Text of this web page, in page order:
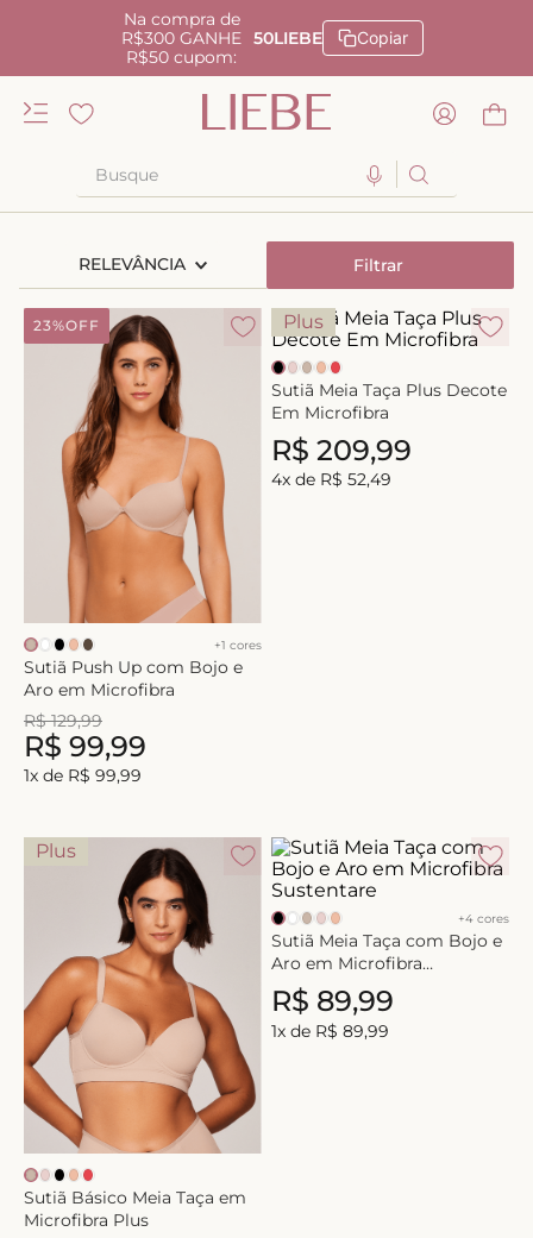
Na compra de
R$300 GANHE
R$50 cupom:
50LIEBE Copiar
RELEVÂNCIA Filtrar
23%OFF
+1 cores
Sutiã Push Up com Bojo e
Aro em Microfibra
R$ 129,99
R$ 99,99
1x de R$ 99,99
Plus
Sutiã Meia Taça Plus Decote
Em Microfibra
R$ 209,99
4x de R$ 52,49
Plus
Sutiã Básico Meia Taça em
Microfibra Plus
+4 cores
Sutiã Meia Taça com Bojo e
Aro em Microfibra
Sustentare
R$ 89,99
1x de R$ 89,99
kiss me
camisola
sutiã
calcinha renda
calcinha alta
anatomic
biquini
triangulo
short doll
º plus